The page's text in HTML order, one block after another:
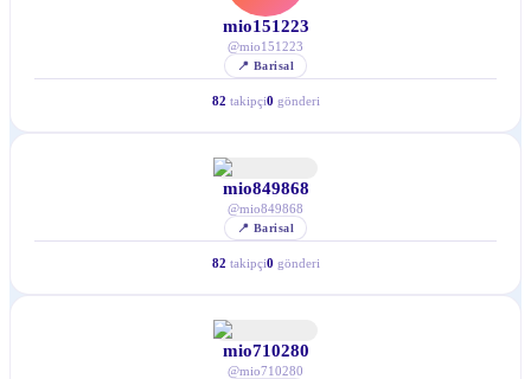
mio151223
@mio151223
📍 Barisal
82 takipçi0 gönderi
mio849868
@mio849868
📍 Barisal
82 takipçi0 gönderi
mio710280
@mio710280